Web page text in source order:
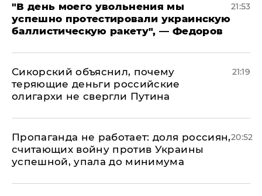
​"В день моего увольнения мы
успешно протестировали украинскую
баллистическую ракету", — Федоров
21:53
Сикорский объяснил, почему
теряющие деньги российские
олигархи не свергли Путина
21:19
​Пропаганда не работает: доля россиян,
считающих войну против Украины
успешной, упала до минимума
20:52